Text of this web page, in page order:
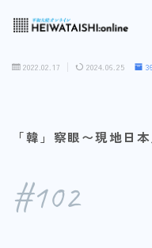
「
2022.02.17 2024.06.25
「韓」察眼〜現地日
#102